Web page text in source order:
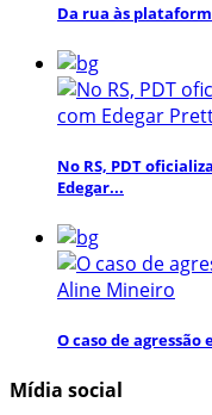
Da rua às
No RS, PDT
Edegar...
O caso de
Mídia social